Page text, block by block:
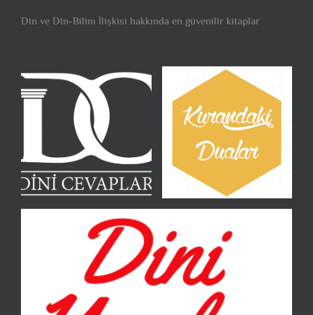
Din ve Din-Bilim İlişkisi hakkında en güvenilir kitaplar